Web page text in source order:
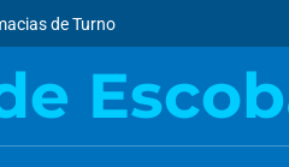
de Turno